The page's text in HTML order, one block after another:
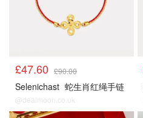
£47.60 £90.00
Selenichast 蛇生肖红绳手链
@dealmoon.co.uk